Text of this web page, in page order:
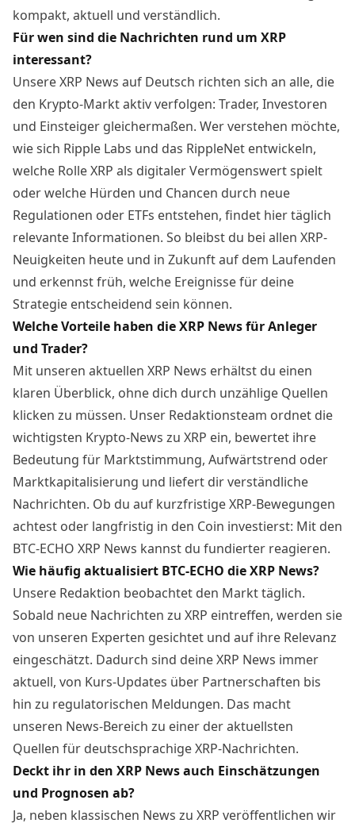
kompakt, aktuell und verständlich.
Für wen sind die Nachrichten rund um XRP
interessant?
Unsere XRP News auf Deutsch richten sich an alle, die
den Krypto-Markt aktiv verfolgen: Trader, Investoren
und Einsteiger gleichermaßen. Wer verstehen möchte,
wie sich Ripple Labs und das RippleNet entwickeln,
welche Rolle XRP als digitaler Vermögenswert spielt
oder welche Hürden und Chancen durch neue
Regulationen oder ETFs entstehen, findet hier täglich
relevante Informationen. So bleibst du bei allen XRP-
Neuigkeiten heute und in Zukunft auf dem Laufenden
und erkennst früh, welche Ereignisse für deine
Strategie entscheidend sein können.
Welche Vorteile haben die XRP News für Anleger
und Trader?
Mit unseren aktuellen XRP News erhältst du einen
klaren Überblick, ohne dich durch unzählige Quellen
klicken zu müssen. Unser Redaktionsteam ordnet die
wichtigsten Krypto-News zu XRP ein, bewertet ihre
Bedeutung für Marktstimmung, Aufwärtstrend oder
Marktkapitalisierung und liefert dir verständliche
Nachrichten. Ob du auf kurzfristige XRP-Bewegungen
achtest oder langfristig in den Coin investierst: Mit den
BTC-ECHO XRP News kannst du fundierter reagieren.
Wie häufig aktualisiert BTC-ECHO die XRP News?
Unsere Redaktion beobachtet den Markt täglich.
Sobald neue Nachrichten zu XRP eintreffen, werden sie
von unseren Experten gesichtet und auf ihre Relevanz
eingeschätzt. Dadurch sind deine XRP News immer
aktuell, von Kurs-Updates über Partnerschaften bis
hin zu regulatorischen Meldungen. Das macht
unseren News-Bereich zu einer der aktuellsten
Quellen für deutschsprachige XRP-Nachrichten.
Deckt ihr in den XRP News auch Einschätzungen
und Prognosen ab?
Ja, neben klassischen News zu XRP veröffentlichen wir